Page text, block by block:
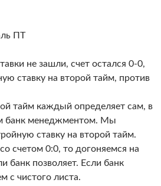
ПТ
не зашли, счет остался 0-0,
ставку на второй тайм, против
тайм каждый определяет сам, в
банк менеджментом. Мы
ставку на второй тайм.
счетом 0:0, то догоняемся на
банк позволяет. Если банк
с чистого листа.